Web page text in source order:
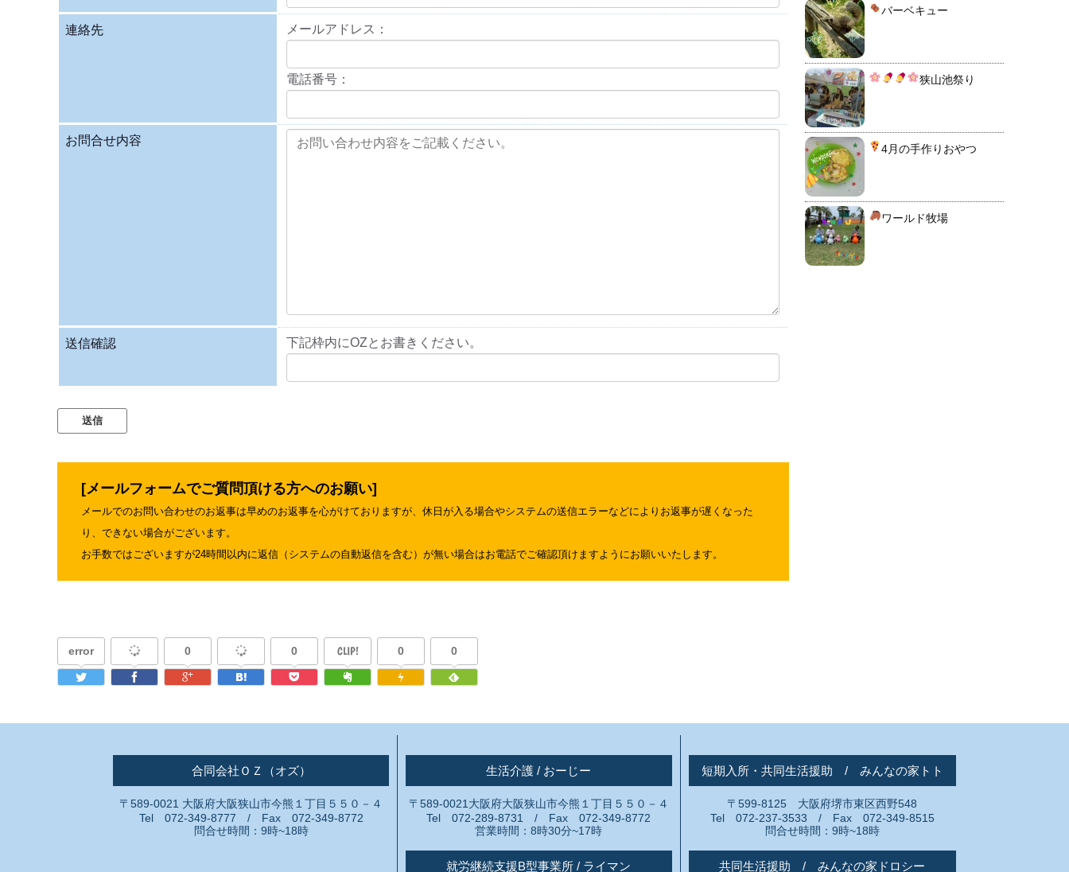
連絡先 メールアドレス：
電話番号：
お問合せ内容
送信確認 下記枠内にOZとお書きください。
[メールフォームでご質問頂ける方へのお願い]
メールでのお問い合わせのお返事は早めのお返事を心がけておりますが、休日が入る場合やシステムの送信エラーなどによりお返事が遅くなった
り、できない場合がございます。
お手数ではございますが24時間以内に返信（システムの自動返信を含む）が無い場合はお電話でご確認頂けますようにお願いいたします。
error 0 0 CLIP! 0 0
バーベキュー
狭山池祭り
4月の手作りおやつ
ワールド牧場
合同会社ＯＺ（オズ）
〒589-0021 大阪府大阪狭山市今熊１丁目５５０－４
Tel 072-349-8777 / Fax 072-349-8772
問合せ時間：9時~18時
生活介護 / おーじー
〒589-0021大阪府大阪狭山市今熊１丁目５５０－４
Tel 072-289-8731 / Fax 072-349-8772
営業時間：8時30分~17時
就労継続支援B型事業所 / ライマン
短期入所・共同生活援助 / みんなの家トト
〒599-8125 大阪府堺市東区西野548
Tel 072-237-3533 / Fax 072-349-8515
問合せ時間：9時~18時
共同生活援助 / みんなの家ドロシー